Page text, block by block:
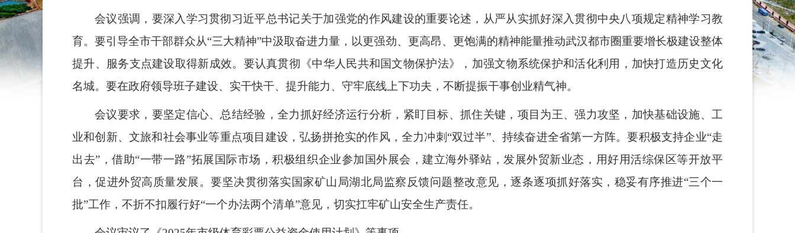
会议强调，要深入学习贯彻习近平总书记关于加强党的作风建设的重要论述，从严从实抓好深入贯彻中央八项规定精神学习教
育。要引导全市干部群众从“三大精神”中汲取奋进力量，以更强劲、更高昂、更饱满的精神能量推动武汉都市圈重要增长极建设整体
提升、服务支点建设取得新成效。要认真贯彻《中华人民共和国文物保护法》，加强文物系统保护和活化利用，加快打造历史文化
名城。要在政府领导班子建设、实干快干、提升能力、守牢底线上下功夫，不断提振干事创业精气神。
会议要求，要坚定信心、总结经验，全力抓好经济运行分析，紧盯目标、抓住关键，项目为王、强力攻坚，加快基础设施、工
业和创新、文旅和社会事业等重点项目建设，弘扬拼抢实的作风，全力冲刺“双过半”、持续奋进全省第一方阵。要积极支持企业“走
出去”，借助“一带一路”拓展国际市场，积极组织企业参加国外展会，建立海外驿站，发展外贸新业态，用好用活综保区等开放平
台，促进外贸高质量发展。要坚决贯彻落实国家矿山局湖北局监察反馈问题整改意见，逐条逐项抓好落实，稳妥有序推进“三个一
批”工作，不折不扣履行好“一个办法两个清单”意见，切实扛牢矿山安全生产责任。